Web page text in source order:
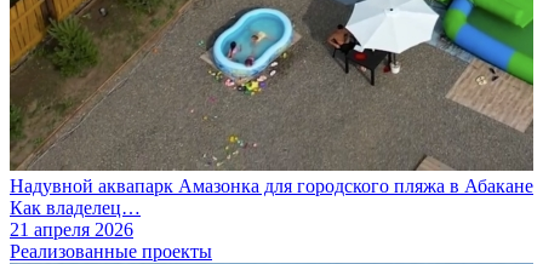
Надувной аквапарк Амазонка для городского пляжа в Абакане
Как владелец…
21 апреля 2026
Реализованные проекты